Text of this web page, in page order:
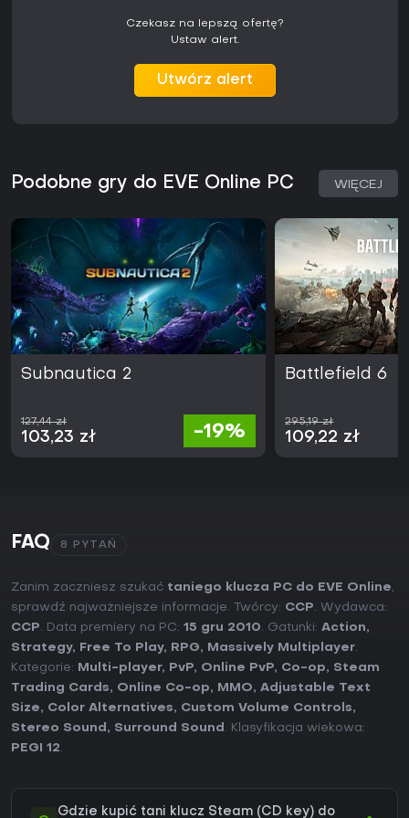
Czekasz na lepszą ofertę?
Ustaw alert.
Utwórz alert
Podobne gry do EVE Online PC WIĘCEJ
Subnautica 2
127,44 zł
103,23 zł -19%
Battlefield 6
295,19 zł
109,22 zł
FAQ 8 PYTAŃ
Zanim zaczniesz szukać taniego klucza PC do EVE Online,
sprawdź najważniejsze informacje. Twórcy: CCP. Wydawca:
CCP. Data premiery na PC: 15 gru 2010. Gatunki: Action,
Strategy, Free To Play, RPG, Massively Multiplayer.
Kategorie:
Multi-player, PvP, Online PvP, Co-op, Steam
Trading Cards, Online Co-op, MMO, Adjustable Text
Size, Color Alternatives, Custom Volume Controls,
Stereo Sound , Surround Sound . Klasyfikacja wiekowa:
PEGI 12.
Gdzie kupić tani klucz Steam (CD key) do